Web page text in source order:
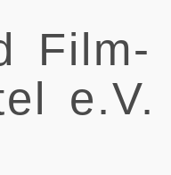
Film-
e.V.